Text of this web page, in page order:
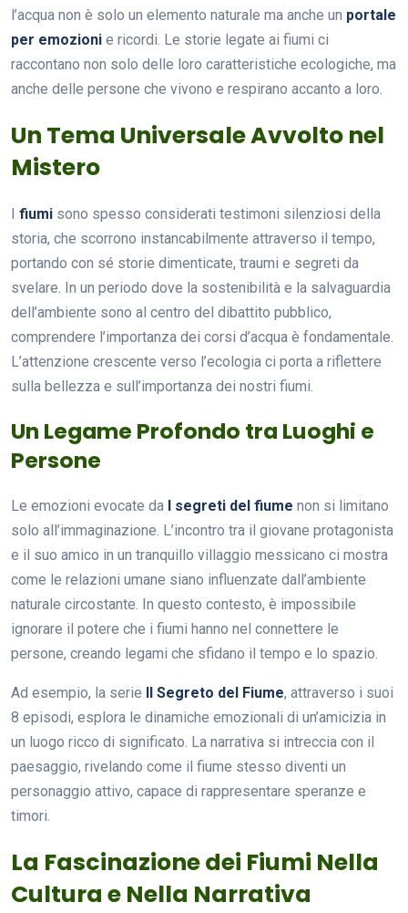
l’acqua non è solo un elemento naturale ma anche un portale
per emozioni e ricordi. Le storie legate ai fiumi ci
raccontano non solo delle loro caratteristiche ecologiche, ma
anche delle persone che vivono e respirano accanto a loro.
Un Tema Universale Avvolto nel
Mistero
I fiumi sono spesso considerati testimoni silenziosi della
storia, che scorrono instancabilmente attraverso il tempo,
portando con sé storie dimenticate, traumi e segreti da
svelare. In un periodo dove la sostenibilità e la salvaguardia
dell’ambiente sono al centro del dibattito pubblico,
comprendere l’importanza dei corsi d’acqua è fondamentale.
L’attenzione crescente verso l’ecologia ci porta a riflettere
sulla bellezza e sull’importanza dei nostri fiumi.
Un Legame Profondo tra Luoghi e
Persone
Le emozioni evocate da I segreti del fiume non si limitano
solo all’immaginazione. L’incontro tra il giovane protagonista
e il suo amico in un tranquillo villaggio messicano ci mostra
come le relazioni umane siano influenzate dall’ambiente
naturale circostante. In questo contesto, è impossibile
ignorare il potere che i fiumi hanno nel connettere le
persone, creando legami che sfidano il tempo e lo spazio.
Ad esempio, la serie Il Segreto del Fiume, attraverso i suoi
8 episodi, esplora le dinamiche emozionali di un’amicizia in
un luogo ricco di significato. La narrativa si intreccia con il
paesaggio, rivelando come il fiume stesso diventi un
personaggio attivo, capace di rappresentare speranze e
timori.
La Fascinazione dei Fiumi Nella
Cultura e Nella Narrativa